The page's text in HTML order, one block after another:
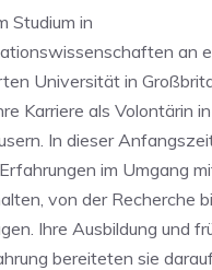
Studium in
an
Universität in
Karriere als Volontärin
In dieser
im Umgang
von der Recherche
Ihre Ausbildung und
bereiteten sie